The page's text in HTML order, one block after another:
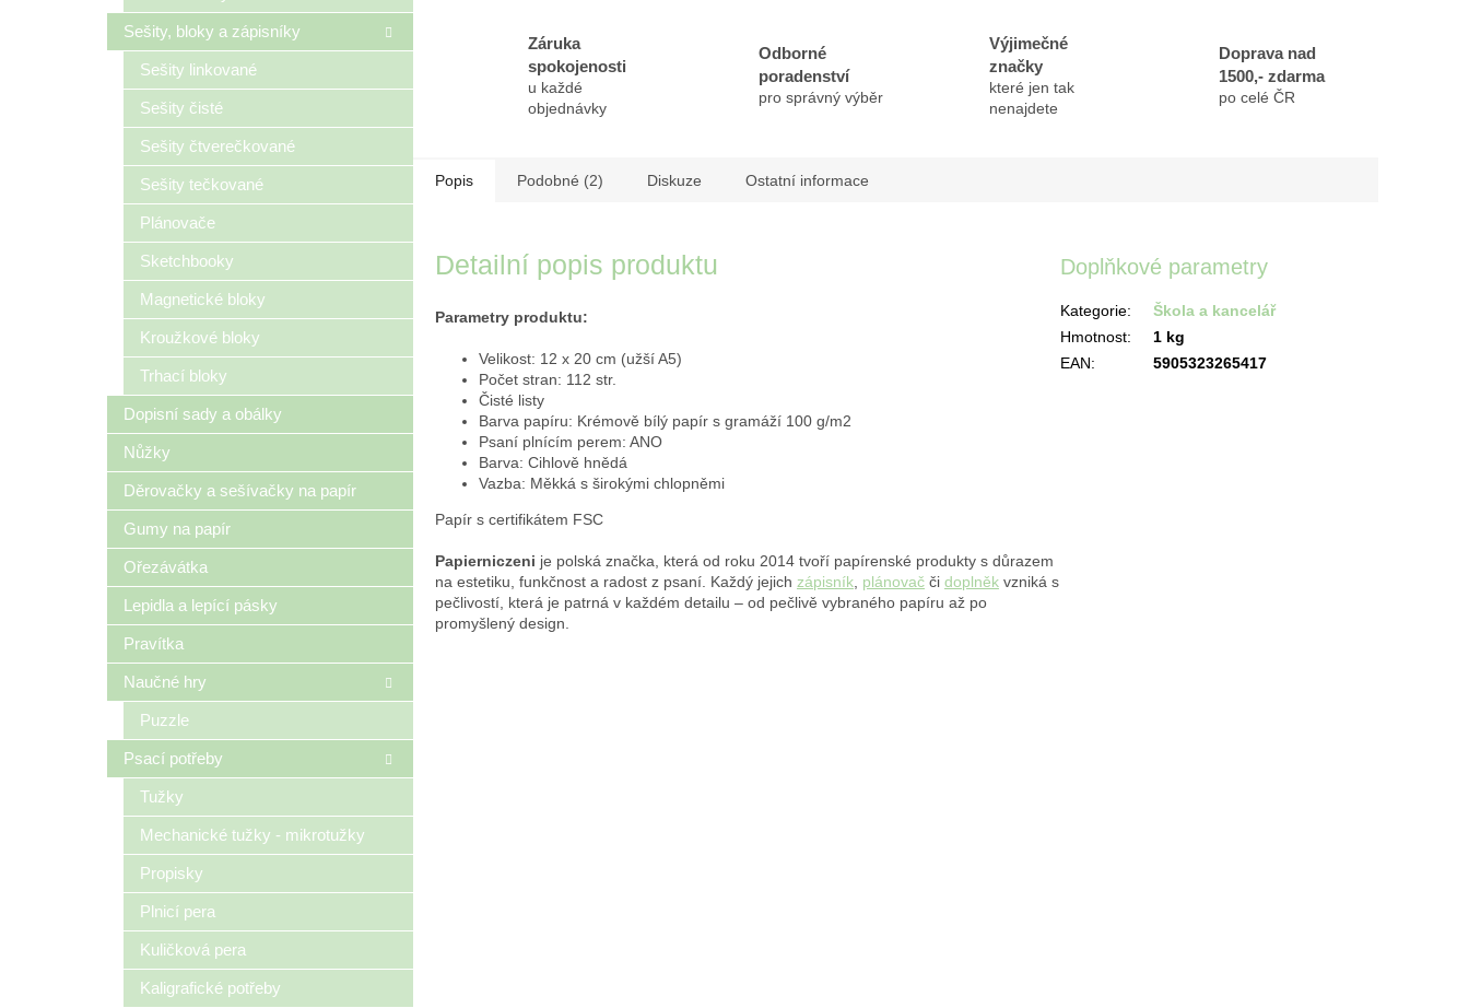
Sešity, bloky a zápisníky
Sešity linkované
Sešity čisté
Sešity čtverečkované
Sešity tečkované
Plánovače
Sketchbooky
Magnetické bloky
Kroužkové bloky
Trhací bloky
Dopisní sady a obálky
Nůžky
Děrovačky a sešívačky na papír
Gumy na papír
Ořezávátka
Lepidla a lepící pásky
Pravítka
Naučné hry
Puzzle
Psací potřeby
Tužky
Mechanické tužky - mikrotužky
Propisky
Plnicí pera
Kuličková pera
Kaligrafické potřeby
Záruka
spokojenosti
u každé
objednávky
Odborné
poradenství
pro správný výběr
Výjimečné
značky
které jen tak
nenajdete
Doprava nad
1500,- zdarma
po celé ČR
Popis Podobné (2) Diskuze Ostatní informace
Detailní popis produktu
Parametry produktu:
Velikost: 12 x 20 cm (užší A5)
Počet stran: 112 str.
Čisté listy
Barva papíru: Krémově bílý papír s gramáží 100 g/m2
Psaní plnícím perem: ANO
Barva: Cihlově hnědá
Vazba: Měkká s širokými chlopněmi
Papír s certifikátem FSC
Papierniczeni je polská značka, která od roku 2014 tvoří papírenské produkty s důrazem
na estetiku, funkčnost a radost z psaní. Každý jejich zápisník, plánovač či doplněk vzniká s
pečlivostí, která je patrná v každém detailu – od pečlivě vybraného papíru až po
promyšlený design.
Doplňkové parametry
Kategorie:
Škola a kancelář
Hmotnost:
1 kg
EAN: 5905323265417